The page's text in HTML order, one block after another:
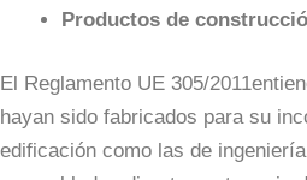
Productos de
El Reglamento UE 305/
hayan sido fabricados para su
edificación como las de